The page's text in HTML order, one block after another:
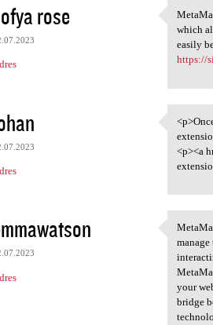
rose
which
easily
https://
<p><a
your
bridge